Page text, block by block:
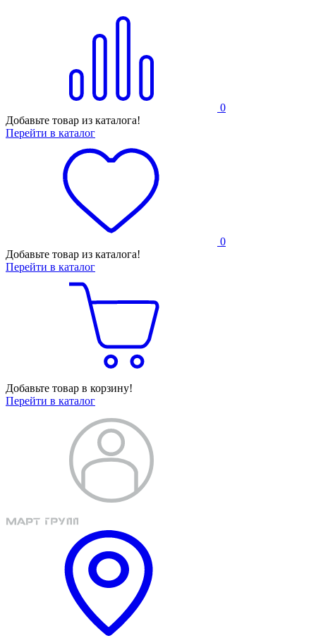
0
Добавьте товар из каталога!
Перейти в каталог
0
Добавьте товар из каталога!
Перейти в каталог
Добавьте товар в корзину!
Перейти в каталог